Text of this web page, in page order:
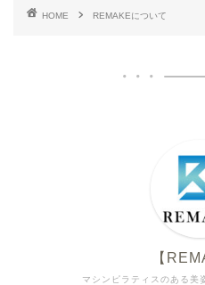
HOME REMAKEについて
マシンピラティスのある美
【